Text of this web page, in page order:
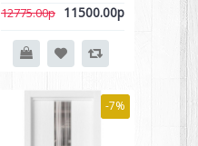
12775.00р 11500.00р
-7%